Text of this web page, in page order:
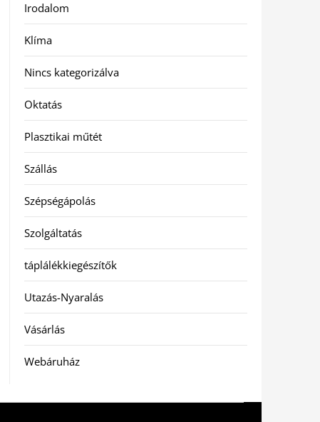
Irodalom
Klíma
Nincs kategorizálva
Oktatás
Plasztikai műtét
Szállás
Szépségápolás
Szolgáltatás
táplálékkiegészítők
Utazás-Nyaralás
Vásárlás
Webáruház